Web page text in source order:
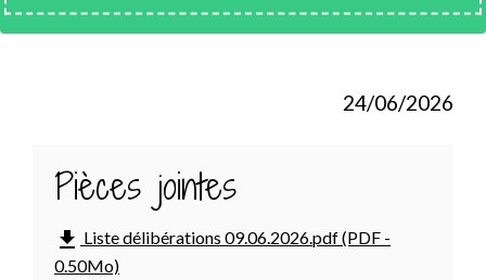
24/06/2026
Pièces jointes
file_download Liste délibérations 09.06.2026.pdf (PDF -
0.50Mo)